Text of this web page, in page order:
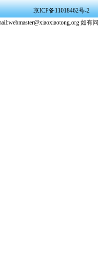
★ 在本
转载、
★ 参与
京ICP备11018462号-2
如